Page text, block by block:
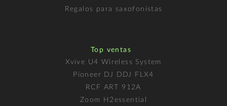
Regalos para saxofonistas
Top ventas
Xvive U4 Wireless System
Pioneer DJ DDJ FLX4
RCF ART 912A
Zoom H2essential